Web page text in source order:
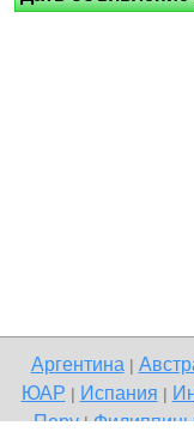
Аргентина|
ЮАР Испания
Перу|